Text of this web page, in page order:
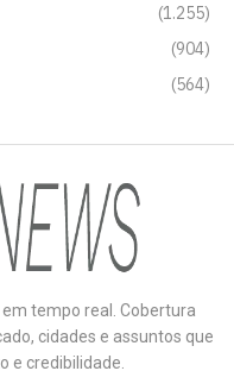
(1.255)
(904)
(564)
tempo real. Cobertura
cidades e assuntos que
e credibilidade.